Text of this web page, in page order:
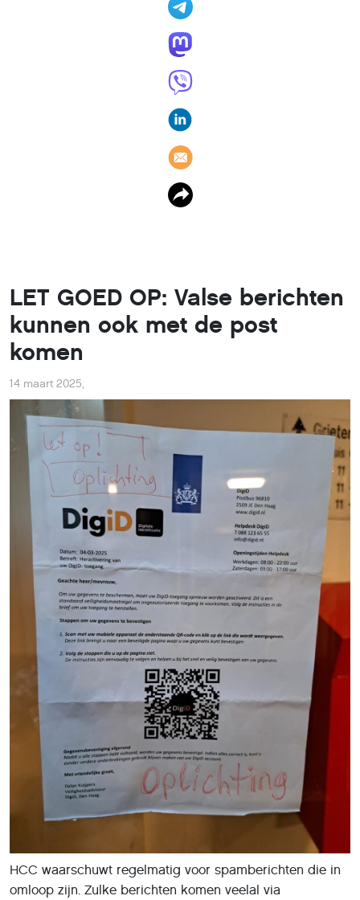
LET GOED OP: Valse berichten
kunnen ook met de post
komen
14 maart 2025,
HCC waarschuwt regelmatig voor spamberichten die in
omloop zijn. Zulke berichten komen veelal via